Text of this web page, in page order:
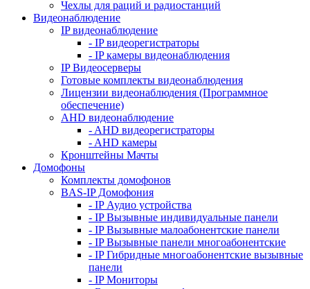
Чехлы для раций и радиостанций
Видеонаблюдение
IP видеонаблюдение
- IP видеорегистраторы
- IP камеры видеонаблюдения
IP Видеосерверы
Готовые комплекты видеонаблюдения
Лицензии видеонаблюдения (Программное
обеспечение)
AHD видеонаблюдение
- AHD видеорегистраторы
- AHD камеры
Кронштейны Мачты
Домофоны
Комплекты домофонов
BAS-IP Домофония
- IP Аудио устройства
- IP Вызывные индивидуальные панели
- IP Вызывные малоабонентские панели
- IP Вызывные панели многоабонентские
- IP Гибридные многоабонентские вызывные
панели
- IP Мониторы